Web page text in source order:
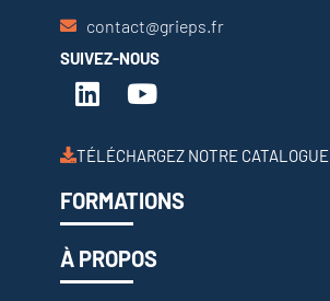
contact@grieps.fr
SUIVEZ-NOUS
TÉLÉCHARGEZ NOTRE CATALOGUE
FORMATIONS
À PROPOS